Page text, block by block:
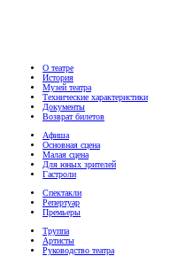
О театре
История
Музей театра
Технические характеристики
Документы
Возврат билетов
Афиша
Основная сцена
Малая сцена
Для юных зрителей
Гастроли
Спектакли
Репертуар
Премьеры
Труппа
Артисты
Руководство театра